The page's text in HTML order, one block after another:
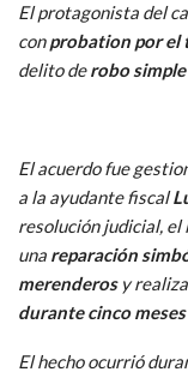
El protagonista del
conprobation por el
delito derobo
El acuerdo fue
a la ayudante fiscal
resolución judicial, el
una reparación
merenderosy
durante cinco
El hecho ocurrió